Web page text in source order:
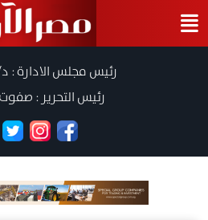
رئيس مجلس الادارة
رئيس التحرير :